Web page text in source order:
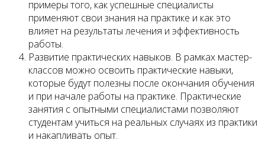
примеры того, как успешные специалисты
применяют свои знания на практике и как это
влияет на результаты лечения и эффективность
работы.
Развитие практических навыков. В рамках мастер-
классов можно освоить практические навыки,
которые будут полезны после окончания обучения
и при начале работы на практике. Практические
занятия с опытными специалистами позволяют
студентам учиться на реальных случаях из практики
и накапливать опыт.